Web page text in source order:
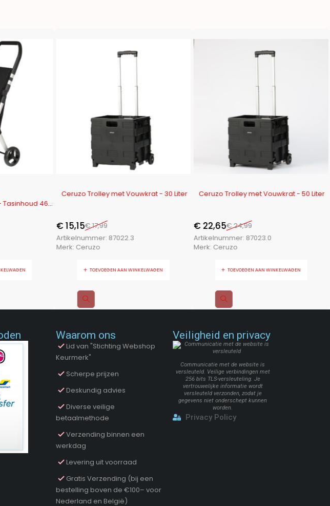
46L
-16%
Ceruzo Trolley met Vouwkrat - 30 Liter
€17,99
€15,15
Artikelnummer: 87022.3
Merk: Ceruzo
TOEVOEGEN AAN WINKELWAGEN
-9%
Ceruzo Trolley met Vouwkrat - 50 Liter
€24,99
€22,65
Artikelnummer:87023.0
Merk:Ceruzo
TOEVOEGEN AAN WINKELWAGEN
Waarom ons
Lid van "Stichting Webshop
Keurmerk"
Scherpe prijzen
Deskundig advies
Diverse veilige
betaalmethode
Verzending binnen een
werkdag
Levering uit voorraad
Gratis Verzending (bij een
bestelling boven de €100– voor
Nederland en België)
Veiligheid en privacy
Communicatie met de website is
versleuteld. Veilige verbindingen met
256 bits TLS-versleuteling. Je
vertrouwelijke informatie wordt
versleuteld verzonden, zodat je
gegevens niet onderschept kunnen
worden.
Privacy Policy